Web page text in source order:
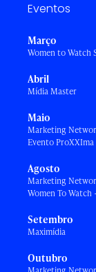
Eventos
Março
Women to Watch
Abril
Mídia Master
Maio
Marketing
Evento ProXXIma
Agosto
Marketing
Women To Watch
Setembro
Maximídia
Outubro